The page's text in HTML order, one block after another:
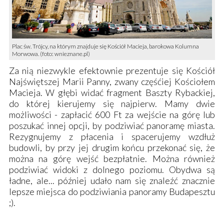
Plac św. Trójcy, na którym znajduje się Kościół Macieja, barokowa Kolumna
Morwowa. (foto: wnieznane.pl)
Za nią niezwykle efektownie prezentuje się Kościół
Najświętszej Marii Panny, zwany częśćiej Kościołem
Macieja. W głębi widać fragment Baszty Rybackiej,
do której kierujemy się najpierw. Mamy dwie
możliwości - zapłacić 600 Ft za wejście na górę lub
poszukać innej opcji, by podziwiać panoramę miasta.
Rezygnujemy z płacenia i spacerujemy wzdłuż
budowli, by przy jej drugim końcu przekonać się, że
można na górę wejść bezpłatnie. Można również
podziwiać widoki z dolnego poziomu. Obydwa są
ładne, ale... później udało nam się znaleźć znacznie
lepsze miejsca do podziwiania panoramy Budapesztu
;).